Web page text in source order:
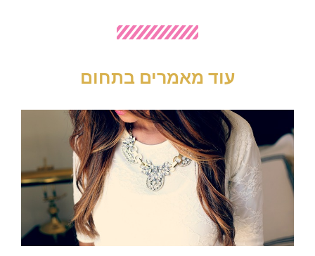
עוד מאמרים בתחום